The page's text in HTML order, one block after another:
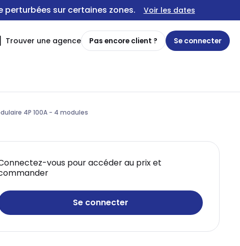
perturbées sur certaines zones. Voir les dates
Trouver une agence Pas encore client ? Se connecter
4P 100A - 4 modules
vous pour accéder au prix et
Se connecter